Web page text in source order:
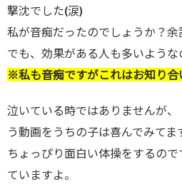
撃沈でした(涙)
私が音痴だったのでしょうか？余
でも、効果がある人も多いような
※私も音痴ですがこれはお知り合
泣いている時ではありませんが
う動画をうちの子は喜んでみてま
ちょっぴり面白い体操をするの
ていますよ。